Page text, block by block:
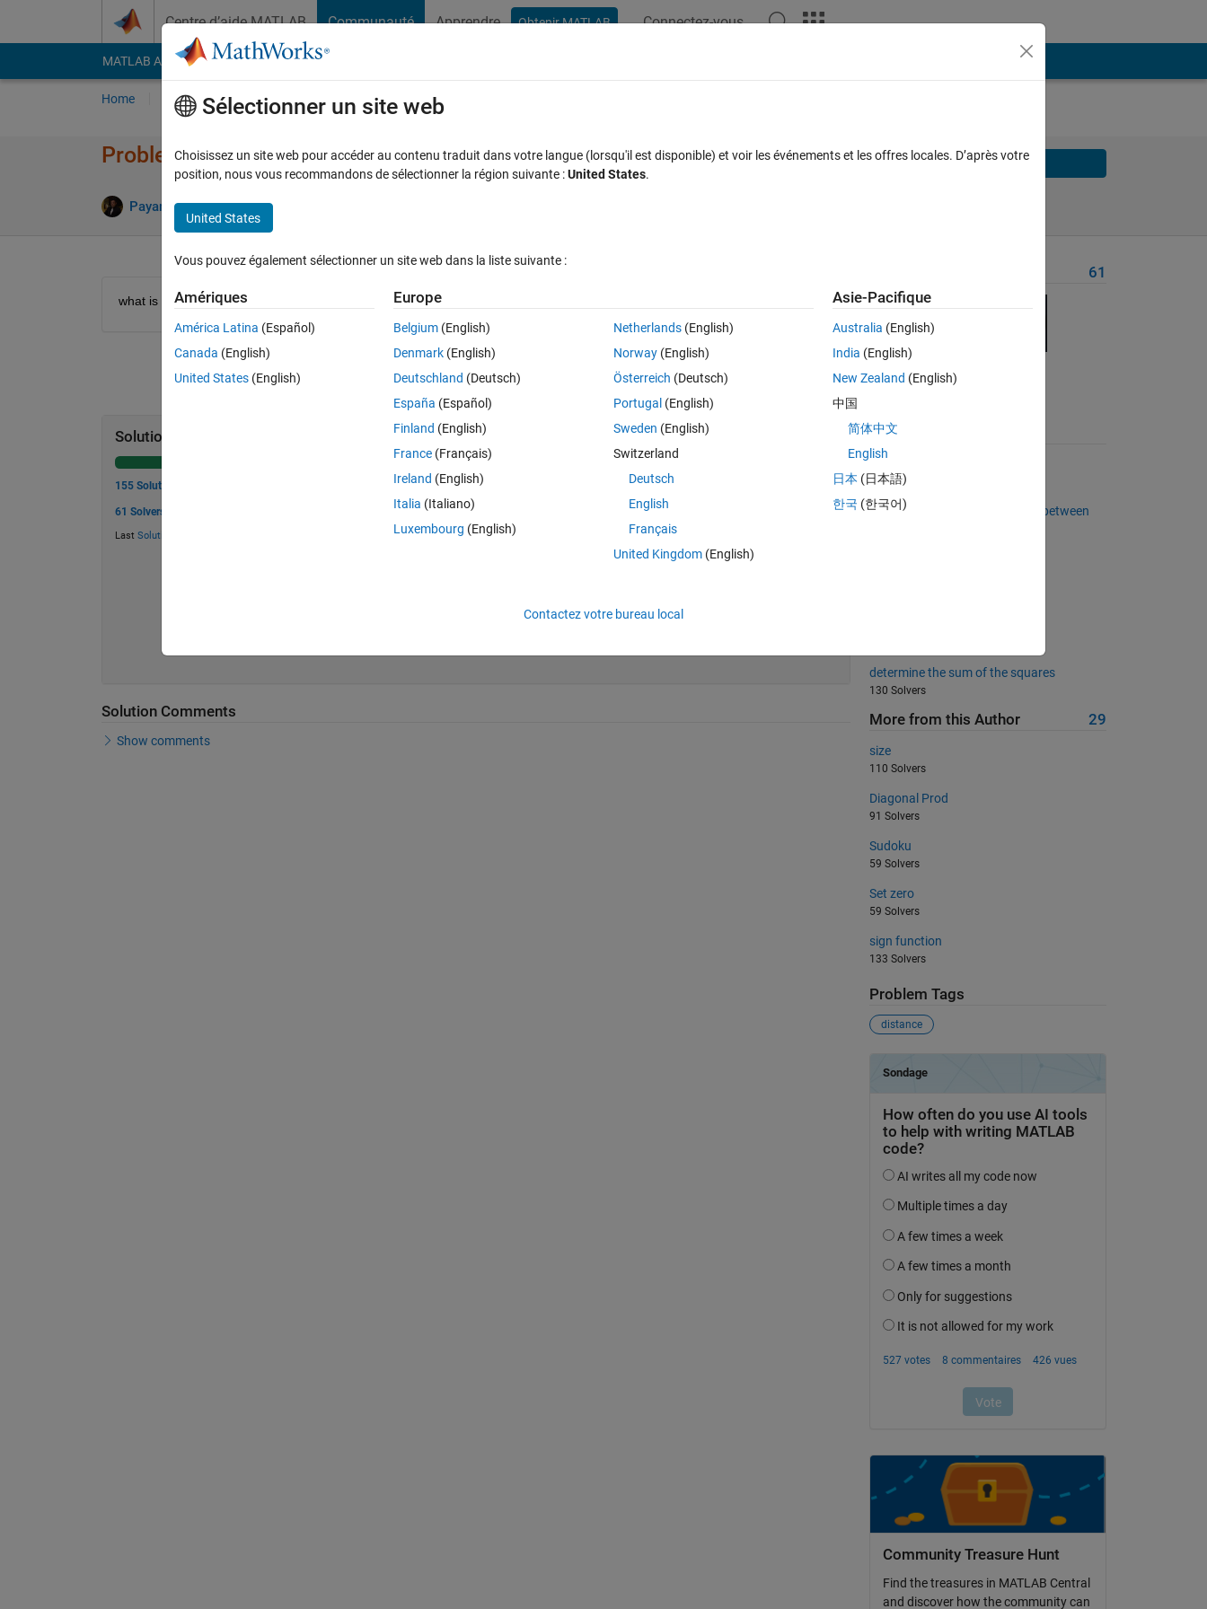
Centre d’aide MATLAB Communauté Apprendre Obtenir MATLAB Connectez-vous
MATLAB Answers File Exchange Cody
Home Problem Groups Players
Problem 47139. delta x
Payam Morsali 61 solvers
Solve
what is the traveld distance for a vehicle with acceleration of a, and initial speed of v, in the time interval of t.
Solution Stats
155 Solutions
61 Solvers
Last Solution 40
50
60
Solution Comments
Show comments
61
Suggested Problems
4868 Solvers
Calculate the area of a triangle between
determine the sum of the squares
130 Solvers
More from this Author 29
size
110 Solvers
Diagonal Prod
91 Solvers
Sudoku
59 Solvers
Set zero
59 Solvers
sign function
133 Solvers
Problem Tags
distance
Community Treasure Hunt
Find the treasures in MATLAB Central
and discover how the community can
Sélectionner un site web
Choisissez un site web pour accéder au contenu traduit dans votre langue (lorsqu'il est disponible) et voir les événements et les offres locales. D’après votre
position, nous vous recommandons de sélectionner la région suivante :United States.
United States
Vous pouvez également sélectionner un site web dans la liste suivante :
Amériques
América Latina (Español)
Canada (English)
United States (English)
Europe
Belgium (English)
Denmark (English)
Deutschland (Deutsch)
España (Español)
Finland (English)
France (Français)
Ireland (English)
Italia (Italiano)
Luxembourg (English)
Netherlands(English)
Norway(English)
Österreich (Deutsch)
Portugal (English)
Sweden (English)
Switzerland
Deutsch
English
Français
United Kingdom(English)
Asie-Pacifique
Australia (English)
India (English)
New Zealand (English)
中国
简体中文
English
日本 (日本語)
한국 (한국어)
Contactez votre bureau local